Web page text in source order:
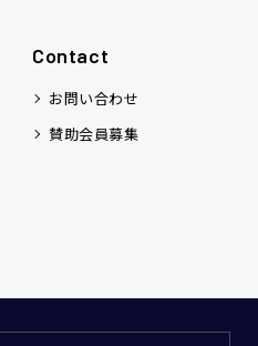
Contact
お問い合わせ
賛助会員募集